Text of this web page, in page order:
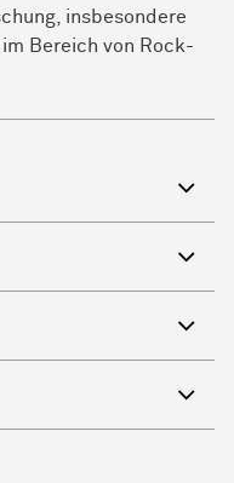
insbesondere
Bereich von Rock-